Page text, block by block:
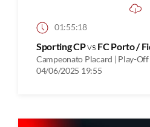
01:55:18
Sporting CPvs FC Porto /
Campeonato Placard | Play-Off
04/06/2025 19:55